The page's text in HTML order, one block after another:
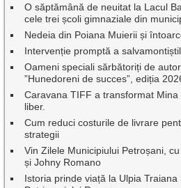
O săptămână de neuitat la Lacul
cele trei școli gimnaziale din
Nedeia din Poiana Muierii și
Intervenție promptă a
Oameni speciali sărbătoriți de
”Hunedoreni de succes”, ediția
Caravana TIFF a transformat
liber.
Cum reduci costurile de livrare
strategii
Vin Zilele Municipiului Petroșani,
și Johny Romano
Istoria prinde viață la Ulpia